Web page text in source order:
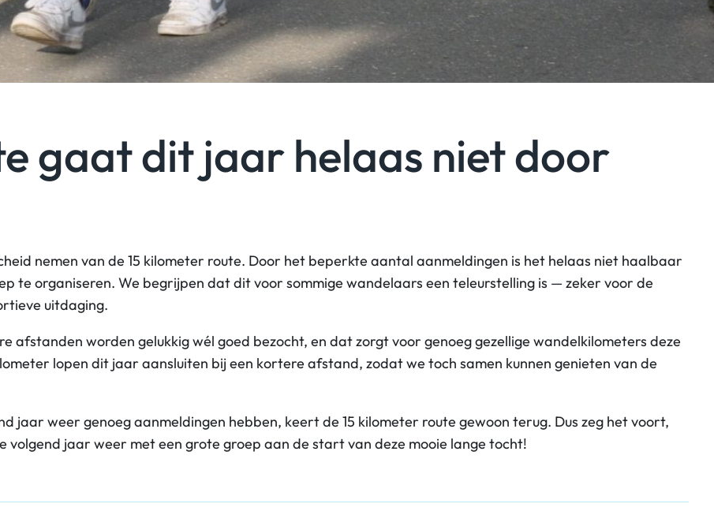
gaat dit jaar helaas niet door
nemen van de 15 kilometer route. Door het beperkte aantal aanmeldingen is het helaas niet haalbaar
te organiseren. We begrijpen dat dit voor sommige wandelaars een teleurstelling is — zeker voor de
uitdaging.
afstanden worden gelukkig wél goed bezocht, en dat zorgt voor genoeg gezellige wandelkilometers deze
lopen dit jaar aansluiten bij een kortere afstand, zodat we toch samen kunnen genieten van de
jaar weer genoeg aanmeldingen hebben, keert de 15 kilometer route gewoon terug. Dus zeg het voort,
jaar weer met een grote groep aan de start van deze mooie lange tocht!